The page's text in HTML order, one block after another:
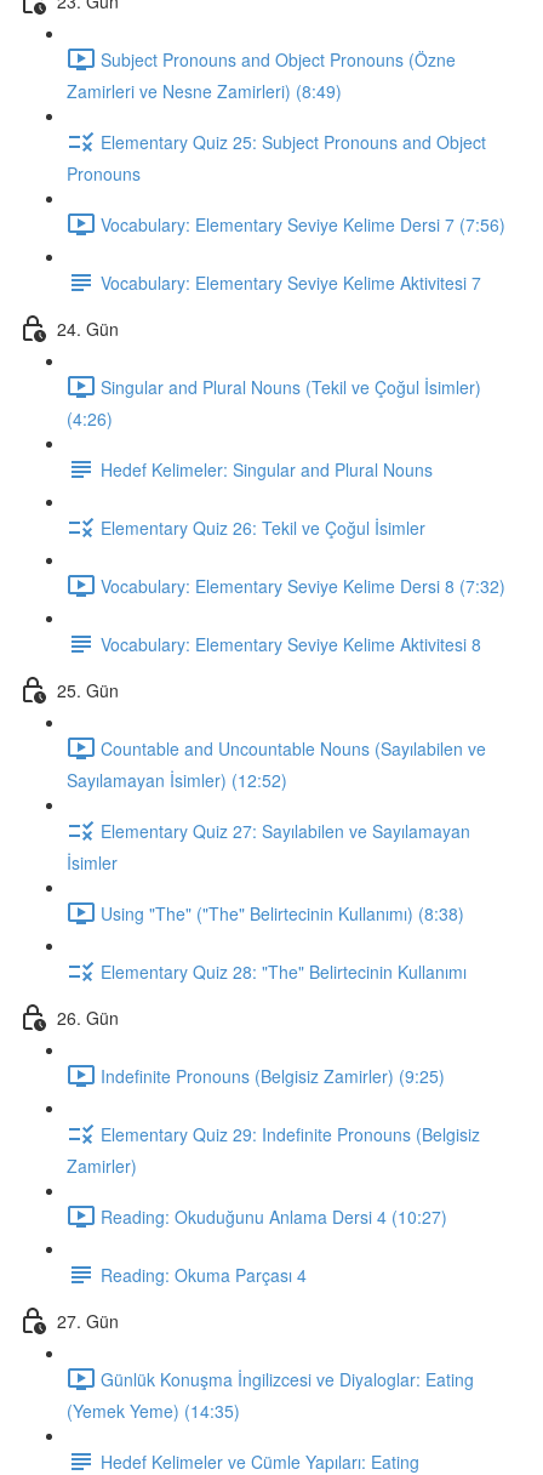
Subject Pronouns and Object Pronouns (Özne
Zamirleri ve Nesne Zamirleri) (8:49)
Elementary Quiz 25: Subject Pronouns and Object
Pronouns
Vocabulary: Elementary Seviye Kelime Dersi 7 (7:56)
Vocabulary: Elementary Seviye Kelime Aktivitesi 7
24. Gün
Singular and Plural Nouns (Tekil ve Çoğul İsimler)
(4:26)
Hedef Kelimeler: Singular and Plural Nouns
Elementary Quiz 26: Tekil ve Çoğul İsimler
Vocabulary: Elementary Seviye Kelime Dersi 8 (7:32)
Vocabulary: Elementary Seviye Kelime Aktivitesi 8
25. Gün
Countable and Uncountable Nouns (Sayılabilen ve
Sayılamayan İsimler) (12:52)
Elementary Quiz 27: Sayılabilen ve Sayılamayan
İsimler
Using "The" ("The" Belirtecinin Kullanımı) (8:38)
Elementary Quiz 28: "The" Belirtecinin Kullanımı
26. Gün
Indefinite Pronouns (Belgisiz Zamirler) (9:25)
Elementary Quiz 29: Indefinite Pronouns (Belgisiz
Zamirler)
Reading: Okuduğunu Anlama Dersi 4 (10:27)
Reading: Okuma Parçası 4
27. Gün
Günlük Konuşma İngilizcesi ve Diyaloglar: Eating
(Yemek Yeme) (14:35)
Hedef Kelimeler ve Cümle Yapıları: Eating